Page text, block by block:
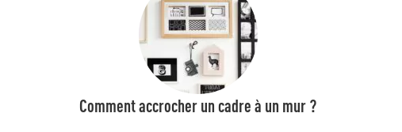
Comment accrocher un cadre à un mur ?